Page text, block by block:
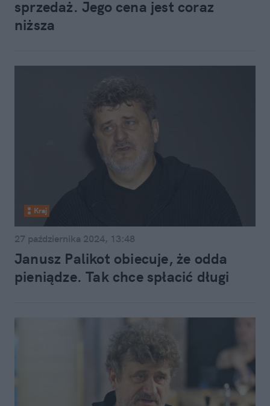
sprzedaż. Jego cena jest coraz
niższa
Kraj
27 października 2024, 13:48
Janusz Palikot obiecuje, że odda
pieniądze. Tak chce spłacić długi